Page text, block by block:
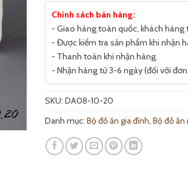
Chính sách bán hàng:
- Giao hàng toàn quốc, khách
- Được kiểm tra sản phẩm khi nhận
- Thanh toán khi nhận hàng.
- Nhận hàng từ 3-6 ngày (đối với
SKU: DA08-10-20
Danh mục: Bộ đồ ăn gia đình, Bộ đồ ăn